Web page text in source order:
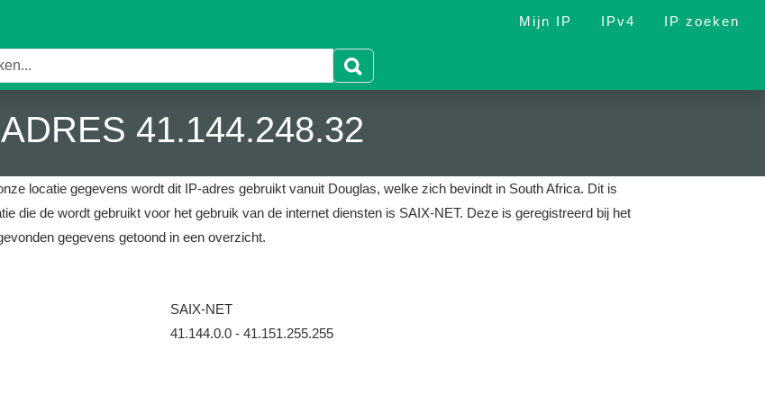
Mijn IP IPv4 IP zoeken
41.144.248.32
locatie gegevens wordt dit IP-adres gebruikt vanuit Douglas, welke zich bevindt in South Africa. Dit is
die de wordt gebruikt voor het gebruik van de internet diensten is SAIX-NET. Deze is geregistreerd bij het
gegevens getoond in een overzicht.
SAIX-NET
41.144.0.0 - 41.151.255.255